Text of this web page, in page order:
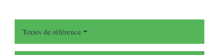
Textes de référence